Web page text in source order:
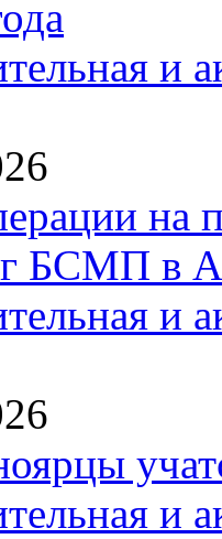
и
на
БСМП в
и
и